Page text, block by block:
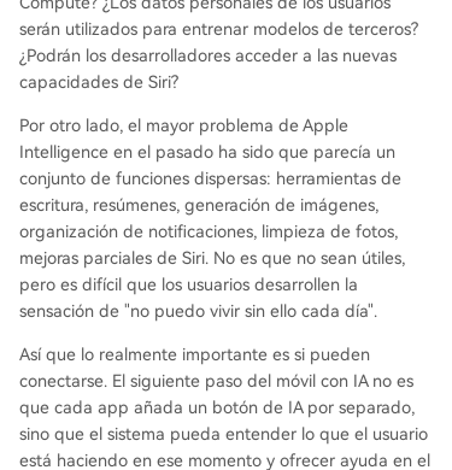
serán utilizados para entrenar modelos de terceros?
¿Podrán los desarrolladores acceder a las nuevas
capacidades de Siri?
Por otro lado, el mayor problema de Apple
Intelligence en el pasado ha sido que parecía un
conjunto de funciones dispersas: herramientas de
escritura, resúmenes, generación de imágenes,
organización de notificaciones, limpieza de fotos,
mejoras parciales de Siri. No es que no sean útiles,
pero es difícil que los usuarios desarrollen la
sensación de "no puedo vivir sin ello cada día".
Así que lo realmente importante es si pueden
conectarse. El siguiente paso del móvil con IA no es
que cada app añada un botón de IA por separado,
sino que el sistema pueda entender lo que el usuario
está haciendo en ese momento y ofrecer ayuda en el